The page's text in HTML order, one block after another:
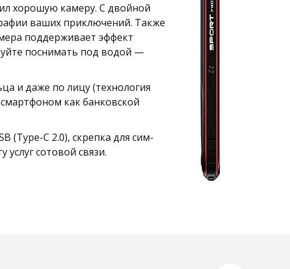
хорошую камеру. С двойной
ваших приключений. Также
поддерживает эффект
поснимать под водой —
и даже по лицу (технология
как банковской
(Type-C 2.0), скрепка для сим-
услуг сотовой связи.